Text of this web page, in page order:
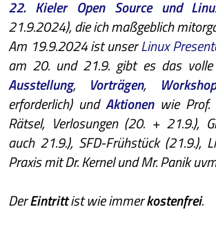
22. Kieler Open Source und
21.9.2024), die ich maßgeblich
Am 19.9.2024 ist unserLinux
am 20. und 21.9. gibt es das
Ausstellung, Vorträgen,
erforderlich) und Aktionenwie Prof.
Rätsel, Verlosungen (20. + 21.9.),
auch 21.9.), SFD-Frühstück (21.9.),
Praxis mit Dr. Kernel und Mr. Panik
DerEintrittist wie immerkostenfrei.